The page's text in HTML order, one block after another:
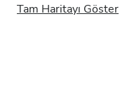
Tam Haritayı Göster
Çerez politikası